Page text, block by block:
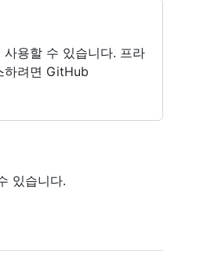
용할 수 있습니다. 프라
하려면 GitHub
있습니다.